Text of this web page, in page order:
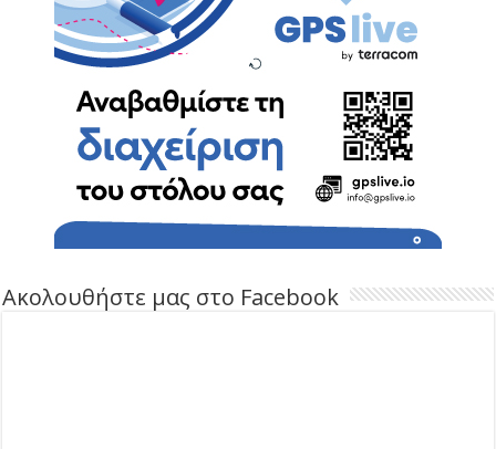
Ακολουθήστε μας στο Facebook